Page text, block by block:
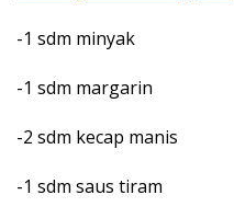
-1 sdm minyak
-1 sdm margarin
-2 sdm kecap manis
-1 sdm saus tiram